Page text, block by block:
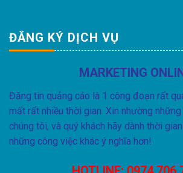
ĐĂNG KÝ DỊCH VỤ
MARKETING
Đăng tin quảng cáo là 1 công đoạn rất
mất rất nhiều thời gian. Xin nhường
chúng tôi, và quý khách hãy dành thời
những công việc khác ý nghĩa hơn!